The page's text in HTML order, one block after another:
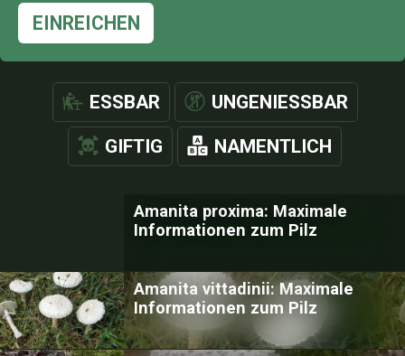
EINREICHEN
ESSBAR UNGENIESSBAR
GIFTIG NAMENTLICH
Amanita proxima: Maximale
Informationen zum Pilz
Amanita vittadinii: Maximale
Informationen zum Pilz